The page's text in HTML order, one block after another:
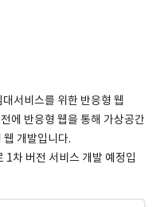
서비스를 위한 반응형 웹
에 반응형 웹을 통해 가상공간
개발입니다.
차 버전 서비스 개발 예정입